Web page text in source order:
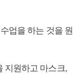
업을 하는 것을 원
지원하고 마스크,